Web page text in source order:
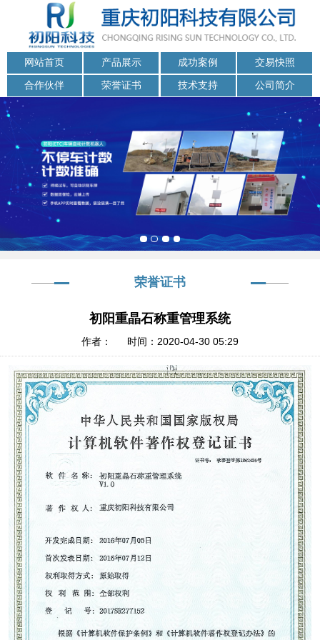
网站首页 产品展示 成功案例 交易快照
合作伙伴 荣誉证书 技术支持 公司简介
荣誉证书
初阳重晶石称重管理系统
作者： 时间：2020-04-30 05:29